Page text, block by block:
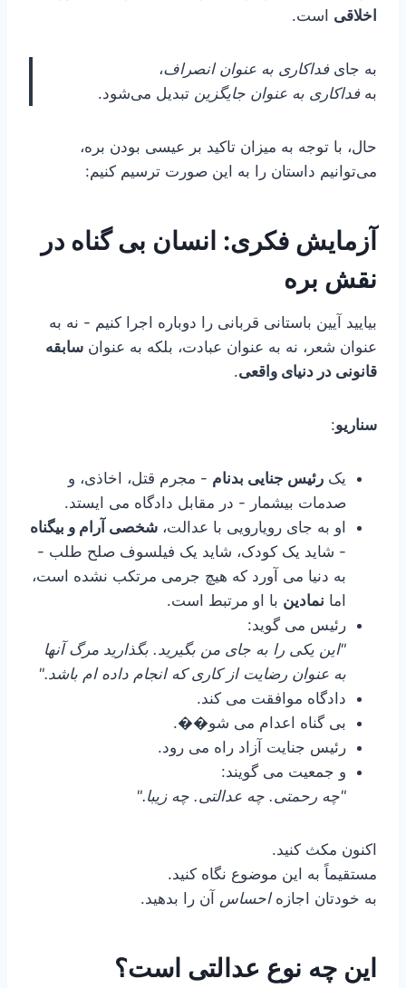
اخلاقی است.
به جایفداکاری به عنوان انصراف،
بهفداکاری به عنوان جایگزین تبدیل می‌شود.
حال، با توجه به میزان تاکید بر عیسی بودن بره،
می‌توانیم داستان را به این صورت ترسیم کنیم:
آزمایش فکری: انسان بی گناه در
نقش بره
بیایید آیین باستانی قربانی را دوباره اجرا کنیم - نه به
عنوان شعر، نه به عنوان عبادت، بلکه به عنوان سابقه
قانونی در دنیای واقعی.
سناریو:
یک رئیس جنایی بدنام - مجرم قتل، اخاذی، و
صدمات بیشمار - در مقابل دادگاه می ایستد.
او به جای رویارویی با عدالت، شخصی آرام و بیگناه
- شاید یک کودک، شاید یک فیلسوف صلح طلب -
به دنیا می آورد که هیچ جرمی مرتکب نشده است،
اما نمادین با او مرتبط است.
رئیس می گوید:
"این یکی را به جای من بگیرید. بگذارید مرگ آنها
به عنوان رضایت از کاری که انجام داده ام باشد."
دادگاه موافقت می کند.
بی گناه اعدام می شو��.
رئیس جنایت آزاد راه می رود.
و جمعیت می گویند:
"چه رحمتی. چه عدالتی. چه زیبا."
اکنون مکث کنید.
مستقیماً به این موضوع نگاه کنید.
به خودتان اجازهاحساس آن را بدهید.
این چه نوع عدالتی است؟